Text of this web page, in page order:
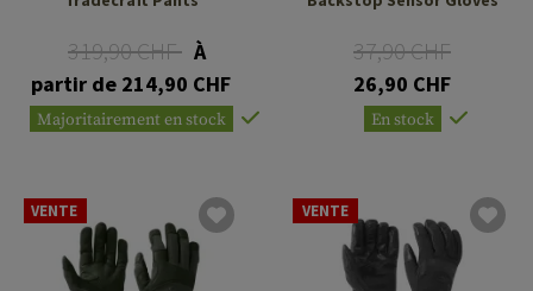
319,90 CHF À
partir de 214,90 CHF
Majoritairement en stock
37,90 CHF
26,90 CHF
En stock
VENTE VENTE